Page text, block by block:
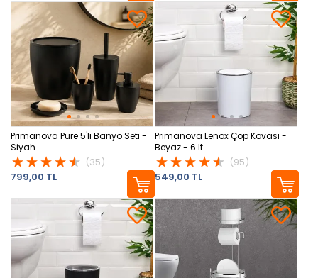
Primanova Pure 5'li Banyo Seti -
Siyah
(35)
799,00 TL
Primanova Lenox Çöp Kovası -
Beyaz - 6 lt
(95)
549,00 TL